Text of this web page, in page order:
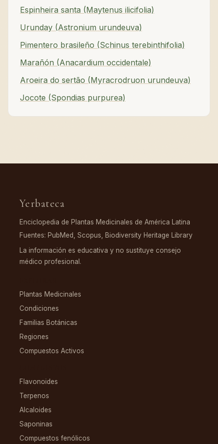
Espinheira santa (Maytenus ilicifolia)
Urunday (Astronium urundeuva)
Pimentero brasileño (Schinus terebinthifolia)
Marañón (Anacardium occidentale)
Aroeira do sertão (Myracrodruon urundeuva)
Jocote (Spondias purpurea)
Yerbateca
Enciclopedia de Plantas Medicinales de América Latina
Fuentes: PubMed, Scopus, Biodiversity Heritage Library
La información es educativa y no sustituye consejo
médico profesional.
Plantas Medicinales
Condiciones
Familias Botánicas
Regiones
Compuestos Activos
Flavonoides
Terpenos
Alcaloides
Saponinas
Compuestos fenólicos